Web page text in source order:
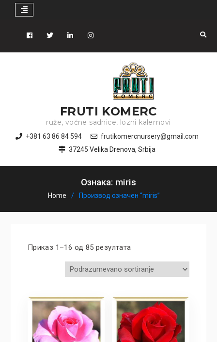
content
FRUTI KOMERC
ruže, voćne sadnice, lozni kalemovi
+381 63 86 84 594
frutikomercnursery@gmail.com
37245 Velika Drenova, Srbija
Ознака: miris
Home Производ oзначен “miris”
Приказ 1–16 од 85 резултата